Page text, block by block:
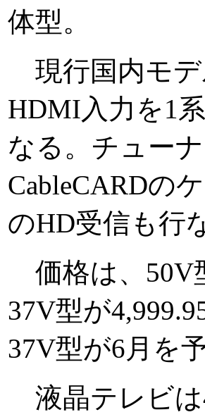
体型。
現行国内モデ
HDMI入力を1
なる。チュー
CableCARDの
のHD受信も行
価格は、50V
37V型が
37V型が6月を
液晶テレビは